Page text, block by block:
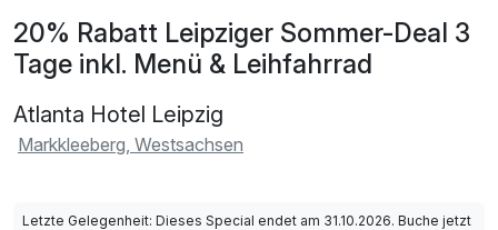
20% Rabatt Leipziger Sommer-Deal 3
Tage inkl. Menü & Leihfahrrad
Atlanta Hotel Leipzig
Markkleeberg, Westsachsen
Letzte Gelegenheit: Dieses Special endet am 31.10.2026. Buche jetzt